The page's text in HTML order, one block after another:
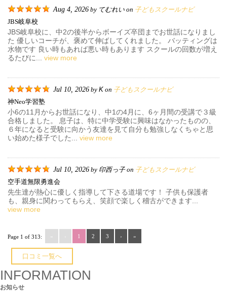
Aug 4, 2026 by てむれい on 子どもスクールナビ
JBS岐阜校
JBS岐阜校に、中2の後半からボーイズ卒団までお世話になりまし
た 優しいコーチが、褒めて伸ばしてくれました。 バッティングは
水物です 良い時もあれば悪い時もあります スクールの回数が増え
るたびに... view more
Jul 10, 2026 by K on 子どもスクールナビ
神neo学習塾
小6の11月からお世話になり、中1の4月に、6ヶ月間の受講で３級
合格しました。 息子は、特に中学受験に興味はなかったものの、
６年になると受験に向かう友達を見て自分も勉強しなくちゃと思
い始めた様子でした... view more
Jul 10, 2026 by 印西っ子on 子どもスクールナビ
空手道無限勇進会
先生達が熱心に優しく指導して下さる道場です！ 子供も保護者
も、親身に関わってもらえ、笑顔で楽しく稽古ができます...
view more
Page 1 of 313: « ‹ 1 2 3 › »
口コミ一覧へ
INFORMATION
お知らせ